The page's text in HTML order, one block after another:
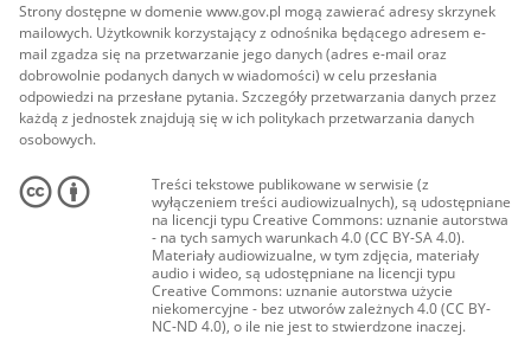
Strony dostępne w domenie www.gov.pl mogą zawierać adresy skrzynek
mailowych. Użytkownik korzystający z odnośnika będącego adresem e-
mail zgadza się na przetwarzanie jego danych (adres e-mail oraz
dobrowolnie podanych danych w wiadomości) w celu przesłania
odpowiedzi na przesłane pytania. Szczegóły przetwarzania danych przez
każdą z jednostek znajdują się w ich politykach przetwarzania danych
osobowych.
Treści tekstowe publikowane w serwisie (z
wyłączeniem treści audiowizualnych), są udostępniane
na licencji typu Creative Commons: uznanie autorstwa
- na tych samych warunkach 4.0 (CC BY-SA 4.0).
Materiały audiowizualne, w tym zdjęcia, materiały
audio i wideo, są udostępniane na licencji typu
Creative Commons: uznanie autorstwa użycie
niekomercyjne - bez utworów zależnych 4.0 (CC BY-
NC-ND 4.0), o ile nie jest to stwierdzone inaczej.